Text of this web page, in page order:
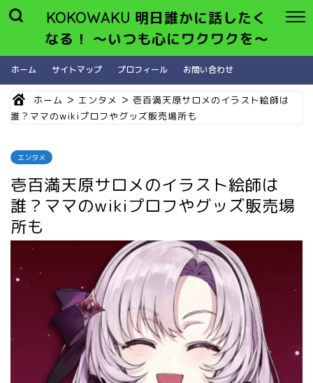
KOKOWAKU 明日誰かに話したく
なる！ 〜いつも心にワクワクを〜
ホーム サイトマップ プロフィール お問い合わせ
ホーム > エンタメ > 壱百満天原サロメのイラスト絵師は
誰？ママのwikiプロフやグッズ販売場所も
エンタメ
壱百満天原サロメのイラスト絵師は
誰？ママのwikiプロフやグッズ販売場
所も